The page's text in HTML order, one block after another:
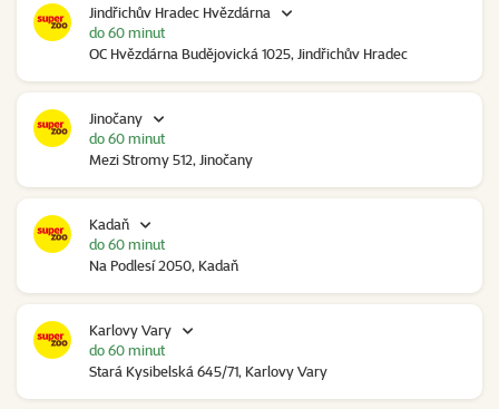
Jindřichův Hradec Hvězdárna
OC Hvězdárna Budějovická 1025, Jindřichův Hradec
do 60 minut
Jinočany
Mezi Stromy 512, Jinočany
do 60 minut
Kadaň
Na Podlesí 2050, Kadaň
do 60 minut
Karlovy Vary
Stará Kysibelská 645/71, Karlovy Vary
do 60 minut